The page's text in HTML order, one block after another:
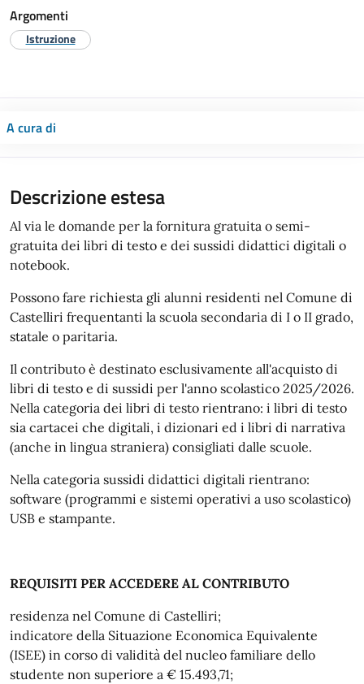
Argomenti
Istruzione
A cura di
Descrizione estesa
Al via le domande per la fornitura gratuita o semi-
gratuita dei libri di testo e dei sussidi didattici digitali o
notebook.
Possono fare richiesta gli alunni residenti nel Comune di
Castelliri frequentanti la scuola secondaria di I o II grado,
statale o paritaria.
Il contributo è destinato esclusivamente all'acquisto di
libri di testo e di sussidi per l'anno scolastico 2025/2026.
Nella categoria dei libri di testo rientrano: i libri di testo
sia cartacei che digitali, i dizionari ed i libri di narrativa
(anche in lingua straniera) consigliati dalle scuole.
Nella categoria sussidi didattici digitali rientrano:
software (programmi e sistemi operativi a uso scolastico)
USB e stampante.
REQUISITI PER ACCEDERE AL CONTRIBUTO
residenza nel Comune di Castelliri;
indicatore della Situazione Economica Equivalente
(ISEE) in corso di validità del nucleo familiare dello
studente non superiore a € 15.493,71;